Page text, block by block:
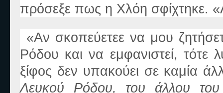
πρόσεξε πως η Χλόη σφίχτηκε. «
«Αν σκοπεύετεε να μου
Ρόδου και να εμφανιστεί, τότε
ξίφος δεν υπακούει σε καμία
Λευκού Ρόδου, του άλλου